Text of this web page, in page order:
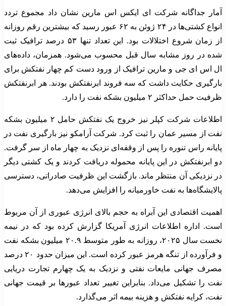
آمار جداگانه شرکت ای ایکس اس مارین نشان داد مجموع تردد
انواع کشتی‌ها در ۲۴ ژوئن به ۶۲ عبور رسید که بیشترین رقم روزانه
از زمان شروع اختلالات بود. این تعداد تنها ۵۳ درصد ترافیک ثبت
شده در روز مشابه سال قبل محسوب می‌شود. همزمان، داده‌های
ال اس ای جی و مارین ترافیک از ورود دست کم چهار نفتکش برای
بارگیری حکایت داشت که سه فروند ابرنفتکش بودند. هر ابرنفتکش
ظرفیت حمل حداکثر ۲ میلیون بشکه نفت را دارد.
اطلاعات شرکت کپلر نیز خروج یک نفتکش حامل ۲ میلیون بشکه
نفت از مسیر عمان را ثبت کرد. شرکت آرامکو نیز بارگیری نفت در
پایانه راس تنوره را پس از وقفه‌ای نزدیک به چهار ماه از سر گرفت.
دو ابرنفتکش در این پایانه محموله دریافت کردند و یک کشتی دیگر
در نزدیکی آن منتظر ماند. بازگشت این ظرفیت صادراتی، دسترسی
پالایشگاه‌ها به نفت خاورمیانه را افزایش می‌دهد.
اهمیت اقتصادی این آبراه به حجم بالای انرژی عبوری از آن مربوط
است. اداره اطلاعات انرژی آمریکا گزارش کرده بود که در نیمه
نخست سال ۲۰۲۵، روزانه به طور متوسط ۲۰.۹ میلیون بشکه نفت
و فرآورده از تنگه هرمز عبور کرده است. این میزان حدود ۲۰ درصد
مصرف جهانی مایعات نفتی و نزدیک به یک چهارم تجارت دریایی
نفت را تشکیل می‌داد. بنابراین تغییر تعداد عبورها بر قیمت جهانی
نفت، کرایه نفتکش و هزینه بیمه اثر می‌گذارد.